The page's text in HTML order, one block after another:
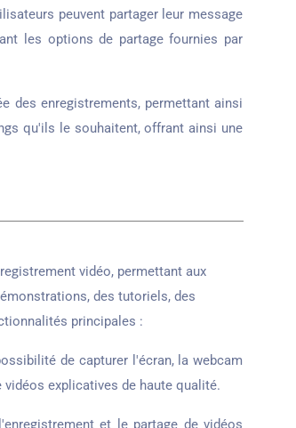
peuvent partager leur message
les options de partage fournies par
des enregistrements, permettant ainsi
qu'ils le souhaitent, offrant ainsi une
vidéo, permettant aux
des tutoriels, des
principales :
de capturer l'écran, la webcam
explicatives de haute qualité.
et le partage de vidéos